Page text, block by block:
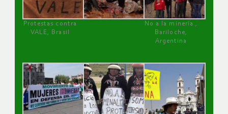
Protestas contra
VALE, Brasil
No a la minería ,
Bariloche,
Argentina